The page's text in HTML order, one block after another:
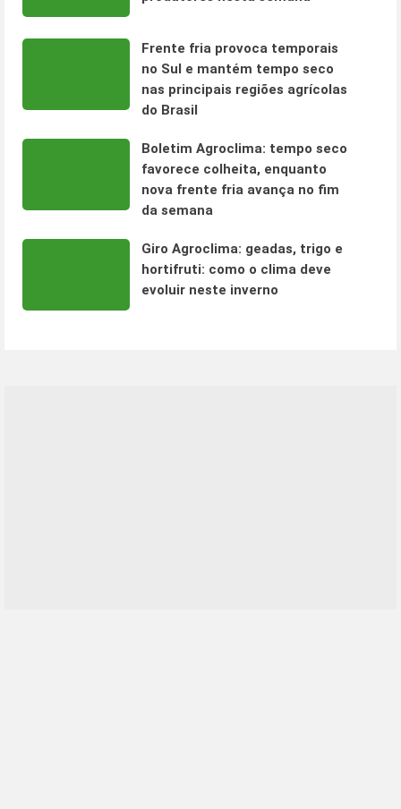
Frente fria provoca temporais
no Sul e mantém tempo seco
nas principais regiões agrícolas
do Brasil
Boletim Agroclima: tempo seco
favorece colheita, enquanto
nova frente fria avança no fim
da semana
Giro Agroclima: geadas, trigo e
hortifruti: como o clima deve
evoluir neste inverno